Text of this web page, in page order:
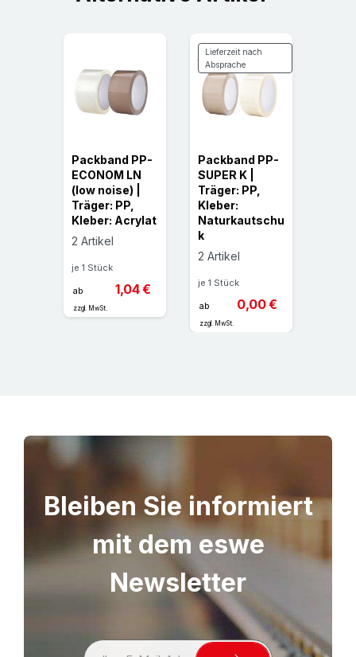
Packband PP-
ECONOM LN
(low noise) |
Träger: PP,
Kleber: Acrylat
2 Artikel
je 1 Stück
ab 1,04 €
zzgl. MwSt.
Lieferzeit nach
Absprache
Packband PP-
SUPER K |
Träger: PP,
Kleber:
Naturkautschu
k
2 Artikel
je 1 Stück
ab 0,00 €
zzgl. MwSt.
Bleiben Sie informiert
mit dem eswe
Newsletter